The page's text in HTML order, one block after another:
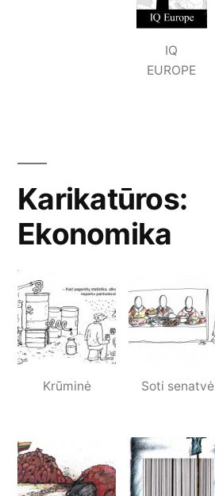
IQ
EUROPE
Karikatūros:
Ekonomika
Krūminė Soti senatvė